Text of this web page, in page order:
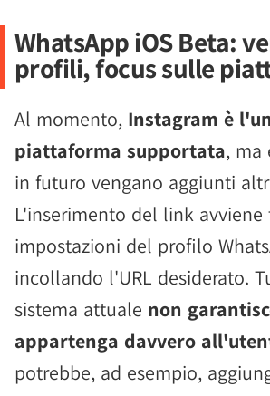
WhatsApp iOS Beta:
profili, focus sulle
Al momento, Instagram è
piattaforma supportata, ma
in futuro vengano aggiunti
L'inserimento del link avviene
impostazioni del profilo
incollando l'URL desiderato.
sistema attuale non
appartenga davvero
potrebbe, ad esempio,